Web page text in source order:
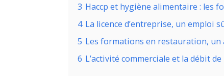
3 Haccp et hygiène alimentaire : les
4 La licence d’entreprise, un emploi
5 Les formations en restauration,
6 L’activité commerciale et la débit